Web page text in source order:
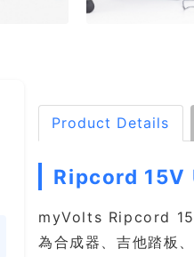
Product Details
Ripcord 15V
myVolts Ripcord
為合成器、吉他踏板